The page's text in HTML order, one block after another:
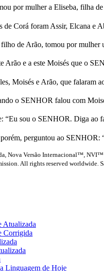
por mulher a Eliseba, filha
de Corá foram Assir, Elcana e
de Arão, tomou por mulher
Arão e a este Moisés que o
Moisés e Arão, que falaram
o SENHOR falou com
“Eu sou o SENHOR. Diga ao
perguntou ao SENHOR:
Nova Versão Internacional™,
All rights reserved worldwide.
Atualizada
Corrigida
Linguagem de Hoje